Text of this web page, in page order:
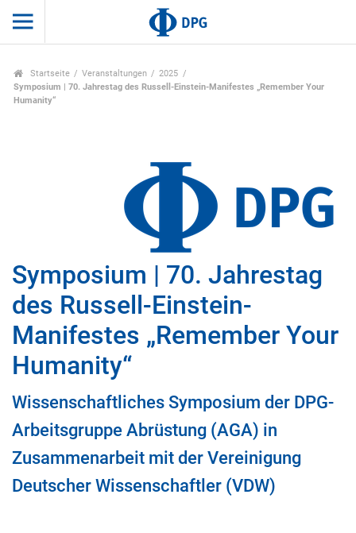
Startseite Veranstaltungen
2025
Symposium | 70. Jahrestag des Russell-Einstein-Manifestes „Remember Your
Humanity“
Symposium | 70. Jahrestag
des Russell-Einstein-
Manifestes „Remember Your
Humanity“
Wissenschaftliches Symposium der DPG-
Arbeitsgruppe Abrüstung (AGA) in
Zusammenarbeit mit der Vereinigung
Deutscher Wissenschaftler (VDW)